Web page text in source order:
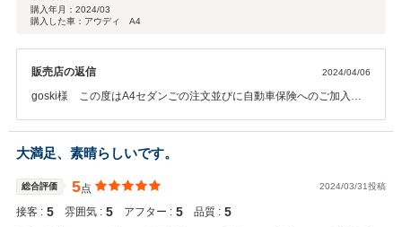
購入年月： 2024/03
購入した車：アウディ A4
販売店の返信 2024/04/06
goski様 この度はA4セダンごの注文並びに自動車保険へのご加入を
う大切な一歩を当店でサポートさせていただけたことを大変嬉しく思
います。店舗環境や接客に対してもお褒めの言葉をいただき、心より
感謝申し上げます。今後とも何かお車に関するご相談がございました
ら、いつでもお気軽にご連絡ください。何卒よろしくお願い申し上げ
ます。小林
大満足、素晴らしいです。
総合評価 5点 2024/03/31投稿
接客 : 5 雰囲気 : 5 アフター : 5 品質 : 5